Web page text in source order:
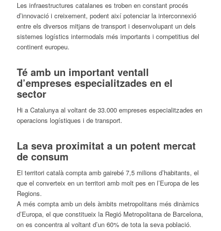
Les infraestructures catalanes es troben en constant procés
d’innovació i creixement, podent així potenciar la interconnexió
entre els diversos mitjans de transport i desenvolupant un dels
sistemes logístics intermodals més importants i competitius del
continent europeu.
Té amb un important ventall
d’empreses especialitzades en el
sector
Hi a Catalunya al voltant de 33.000 empreses especialitzades en
operacions logístiques i de transport.
La seva proximitat a un potent mercat
de consum
El territori català compta amb gairebé 7,5 milions d’habitants, el
que el converteix en un territori amb molt pes en l’Europa de les
Regions.
A més compta amb un dels àmbits metropolitans més dinàmics
d’Europa, el que constitueix la Regió Metropolitana de Barcelona,
on es concentra al voltant d’un 60% de tota la seva població.